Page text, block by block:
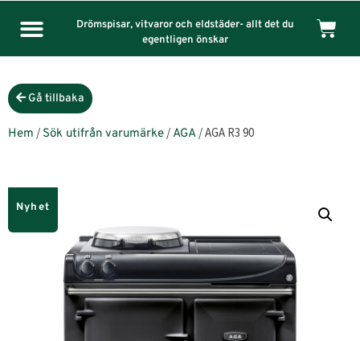
Drömspisar, vitvaror och eldstäder- allt det du
egentligen önskar
Gå tillbaka
Hem / Sök utifrån varumärke / AGA / AGA R3 90
Nyhet